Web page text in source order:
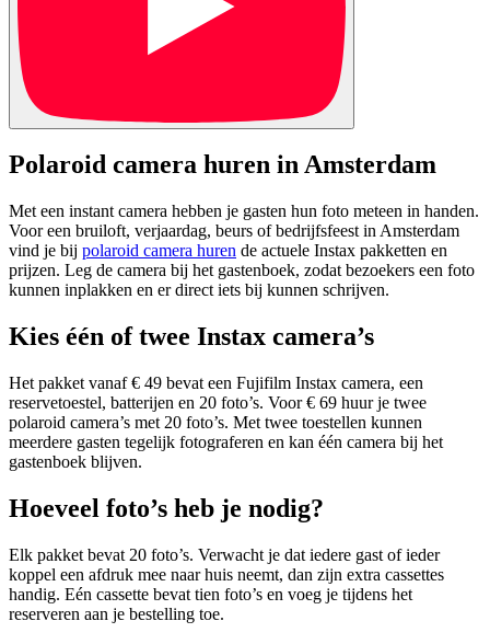
Polaroid camera huren in Amsterdam
Met een instant camera hebben je gasten hun foto meteen in handen.
Voor een bruiloft, verjaardag, beurs of bedrijfsfeest in Amsterdam
vind je bij polaroid camera huren de actuele Instax pakketten en
prijzen. Leg de camera bij het gastenboek, zodat bezoekers een foto
kunnen inplakken en er direct iets bij kunnen schrijven.
Kies één of twee Instax camera’s
Het pakket vanaf € 49 bevat een Fujifilm Instax camera, een
reservetoestel, batterijen en 20 foto’s. Voor € 69 huur je twee
polaroid camera’s met 20 foto’s. Met twee toestellen kunnen
meerdere gasten tegelijk fotograferen en kan één camera bij het
gastenboek blijven.
Hoeveel foto’s heb je nodig?
Elk pakket bevat 20 foto’s. Verwacht je dat iedere gast of ieder
koppel een afdruk mee naar huis neemt, dan zijn extra cassettes
handig. Eén cassette bevat tien foto’s en voeg je tijdens het
reserveren aan je bestelling toe.